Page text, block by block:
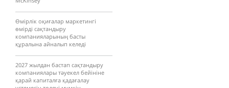
Өмірлік оқиғалар маркетингі
өмірді сақтандыру
компанияларының басты
құралына айналып келеді
2027 жылдан бастап сақтандыру
компаниялары тәуекел бейініне
қарай капиталға қадағалау